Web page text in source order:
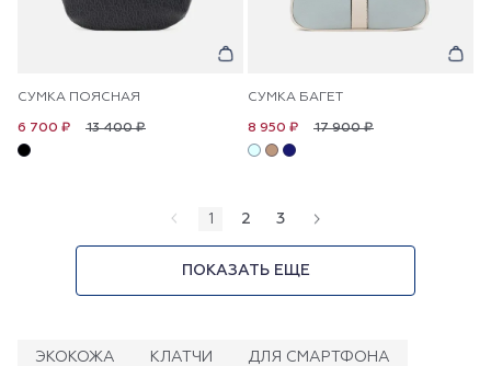
СУМКА ПОЯСНАЯ
13 400 ₽
6 700 ₽
СУМКА БАГЕТ
17 900 ₽
8 950 ₽
1 2 3
ПОКАЗАТЬ ЕЩЕ
ЭКОКОЖА КЛАТЧИ ДЛЯ СМАРТФОНА